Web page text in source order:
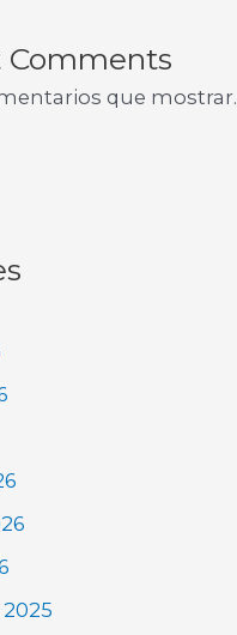
Comments
que mostrar.